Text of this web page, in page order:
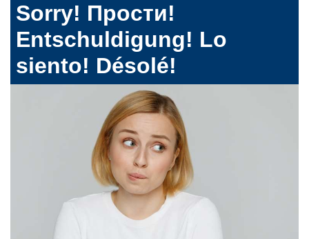
Sorry! Прости!
Entschuldigung! Lo
siento! Désolé!